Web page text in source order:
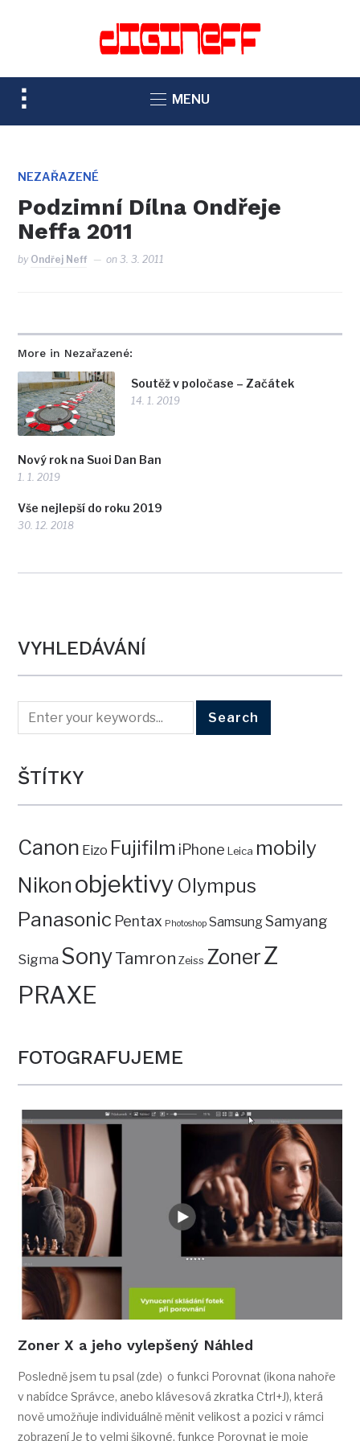
TOGGLE
SIDEBAR
NAVIGATION
MENU
NEZAŘAZENÉ
Podzimní Dílna Ondřeje
Neffa 2011
by Ondřej Neff on3. 3. 2011
More in Nezařazené:
Soutěž v poločase – Začátek
14. 1. 2019
Nový rok na Suoi Dan Ban
1. 1. 2019
Vše nejlepší do roku 2019
30. 12. 2018
VYHLEDÁVÁNÍ
ŠTÍTKY
Canon Eizo Fujifilm iPhone Leica mobily
Nikon objektivy Olympus
Panasonic Pentax Photoshop SamsungSamyang
Sigma SonyTamron Zeiss ZonerZ
PRAXE
FOTOGRAFUJEME
Zoner X a jeho vylepšený Náhled
Posledně jsem tu psal (zde) o funkci Porovnat (ikona nahoře
v nabídce Správce, anebo klávesová zkratka Ctrl+J), která
nově umožňuje individuálně měnit velikost a pozici v rámci
zobrazení Je to velmi šikovné, funkce Porovnat je moje